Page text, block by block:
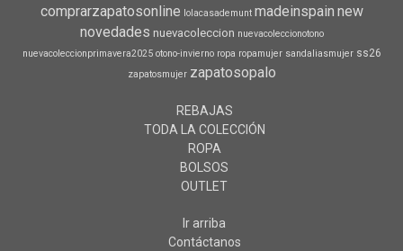
comprarzapatosonline lolacasademunt madeinspain new
novedades nuevacoleccion nuevacoleccionotono
nuevacoleccionprimavera2025 otono-invierno ropa ropamujer sandaliasmujer ss26
zapatosmujer zapatosopalo
REBAJAS
TODA LA COLECCIÓN
ROPA
BOLSOS
OUTLET
Ir arriba
Contáctanos